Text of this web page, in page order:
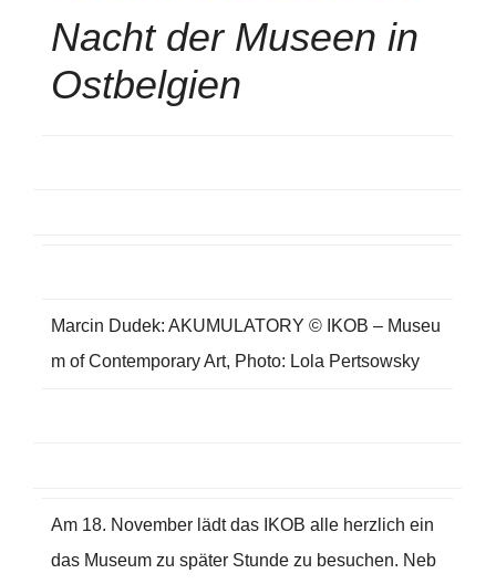
Nacht der Museen in
Ostbelgien
Marcin Dudek: AKUMULATORY © IKOB – Museu
m of Contemporary Art, Photo: Lola Pertsowsky
Am 18. November lädt das IKOB alle herzlich ein
das Museum zu später Stunde zu besuchen. Neb